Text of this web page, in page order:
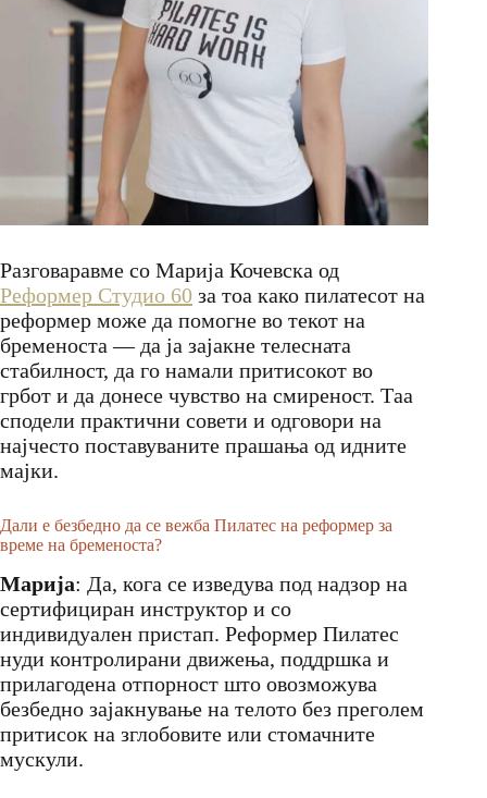
Разговаравме со Марија Кочевска од
Реформер Студио 60 за тоа како пилатесот на
реформер може да помогне во текот на
бременоста — да ја зајакне телесната
стабилност, да го намали притисокот во
грбот и да донесе чувство на смиреност. Таа
сподели практични совети и одговори на
најчесто поставуваните прашања од идните
мајки.
Дали е безбедно да се вежба Пилатес на реформер за
време на бременоста?
Марија: Да, кога се изведува под надзор на
сертифициран инструктор и со
индивидуален пристап. Реформер Пилатес
нуди контролирани движења, поддршка и
прилагодена отпорност што овозможува
безбедно зајакнување на телото без преголем
притисок на зглобовите или стомачните
мускули.